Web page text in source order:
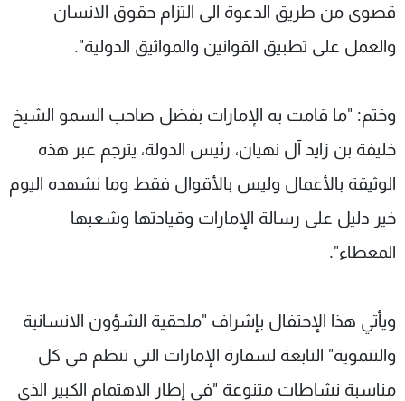
قصوى من طريق الدعوة الى التزام حقوق الانسان
والعمل على تطبيق القوانين والمواثيق الدولية".
وختم: "ما قامت به الإمارات بفضل صاحب السمو الشيخ
خليفة بن زايد آل نهيان، رئيس الدولة، يترجم عبر هذه
الوثيقة بالأعمال وليس بالأقوال فقط وما نشهده اليوم
خير دليل على رسالة الإمارات وقيادتها وشعبها
المعطاء".
ويأتي هذا الإحتفال بإشراف "ملحقية الشؤون الانسانية
والتنموية" التابعة لسفارة الإمارات التي تنظم في كل
مناسبة نشاطات متنوعة "في إطار الاهتمام الكبير الذي